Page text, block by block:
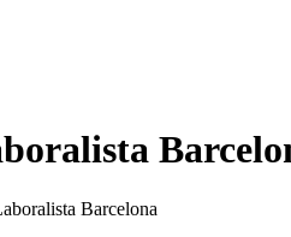
Barcelona